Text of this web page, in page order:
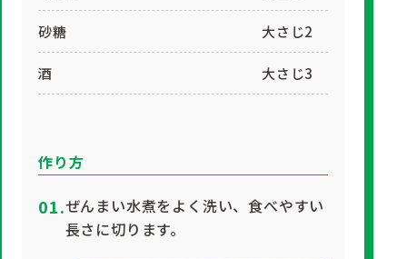
砂糖 大さじ2
酒 大さじ3
作り方
ぜんまい水煮をよく洗い、食べやすい
長さに切ります。